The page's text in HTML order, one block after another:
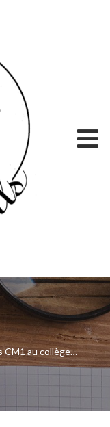
CM1 au collège…